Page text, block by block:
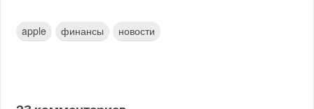
apple финансы новости